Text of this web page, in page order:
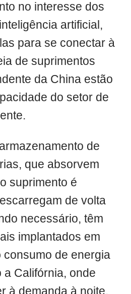
no interesse dos
artificial,
para se conectar à
de suprimentos
da China estão
do setor de
de
que absorvem
suprimento é
de volta
necessário, têm
implantados em
consumo de energia
a Califórnia, onde
à demanda à noite,